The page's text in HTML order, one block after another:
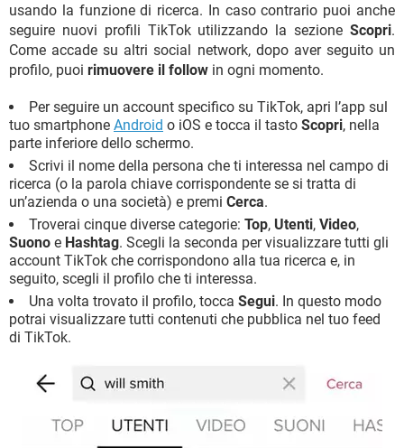
usando la funzione di ricerca. In caso contrario puoi anche
seguire nuovi profili TikTok utilizzando la sezione Scopri.
Come accade su altri social network, dopo aver seguito un
profilo, puoi rimuovere il follow in ogni momento.
Per seguire un account specifico su TikTok, apri l’app sul
tuo smartphone Android o iOS e tocca il tasto Scopri, nella
parte inferiore dello schermo.
Scrivi il nome della persona che ti interessa nel campo di
ricerca (o la parola chiave corrispondente se si tratta di
un’azienda o una società) e premi Cerca.
Troverai cinque diverse categorie: Top, Utenti, Video,
Suono e Hashtag. Scegli la seconda per visualizzare tutti gli
account TikTok che corrispondono alla tua ricerca e, in
seguito, scegli il profilo che ti interessa.
Una volta trovato il profilo, tocca Segui. In questo modo
potrai visualizzare tutti contenuti che pubblica nel tuo feed
di TikTok.